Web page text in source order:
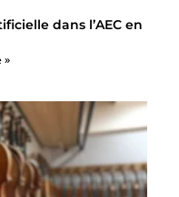
dans l’AEC en
»